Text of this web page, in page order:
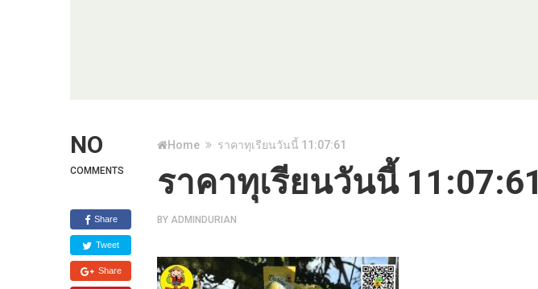
NO
COMMENTS
Share
Tweet
Share
Home ราคาทุเรียนวันนี้ 11:07:61
ราคาทุเรียนวันนี้ 11:07:61
BY ADMINDURIAN